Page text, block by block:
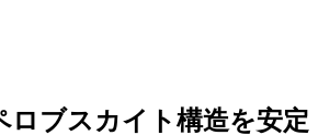
ロブスカイト構造を安定